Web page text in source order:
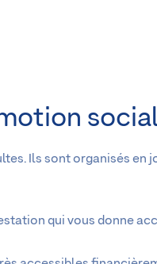
Ils sont organisés en
qui vous donne